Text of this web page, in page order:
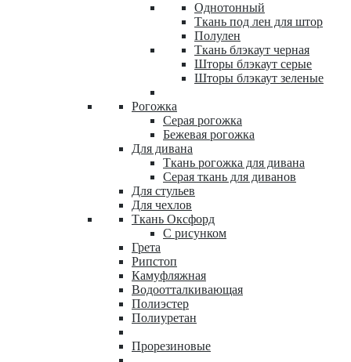
Однотонный
Ткань под лен для штор
Полулен
Ткань блэкаут черная
Шторы блэкаут серые
Шторы блэкаут зеленые
Рогожка
Серая рогожка
Бежевая рогожка
Для дивана
Ткань рогожка для дивана
Серая ткань для диванов
Для стульев
Для чехлов
Ткань Оксфорд
С рисунком
Грета
Рипстоп
Камуфляжная
Водоотталкивающая
Полиэстер
Полиуретан
Прорезиновые